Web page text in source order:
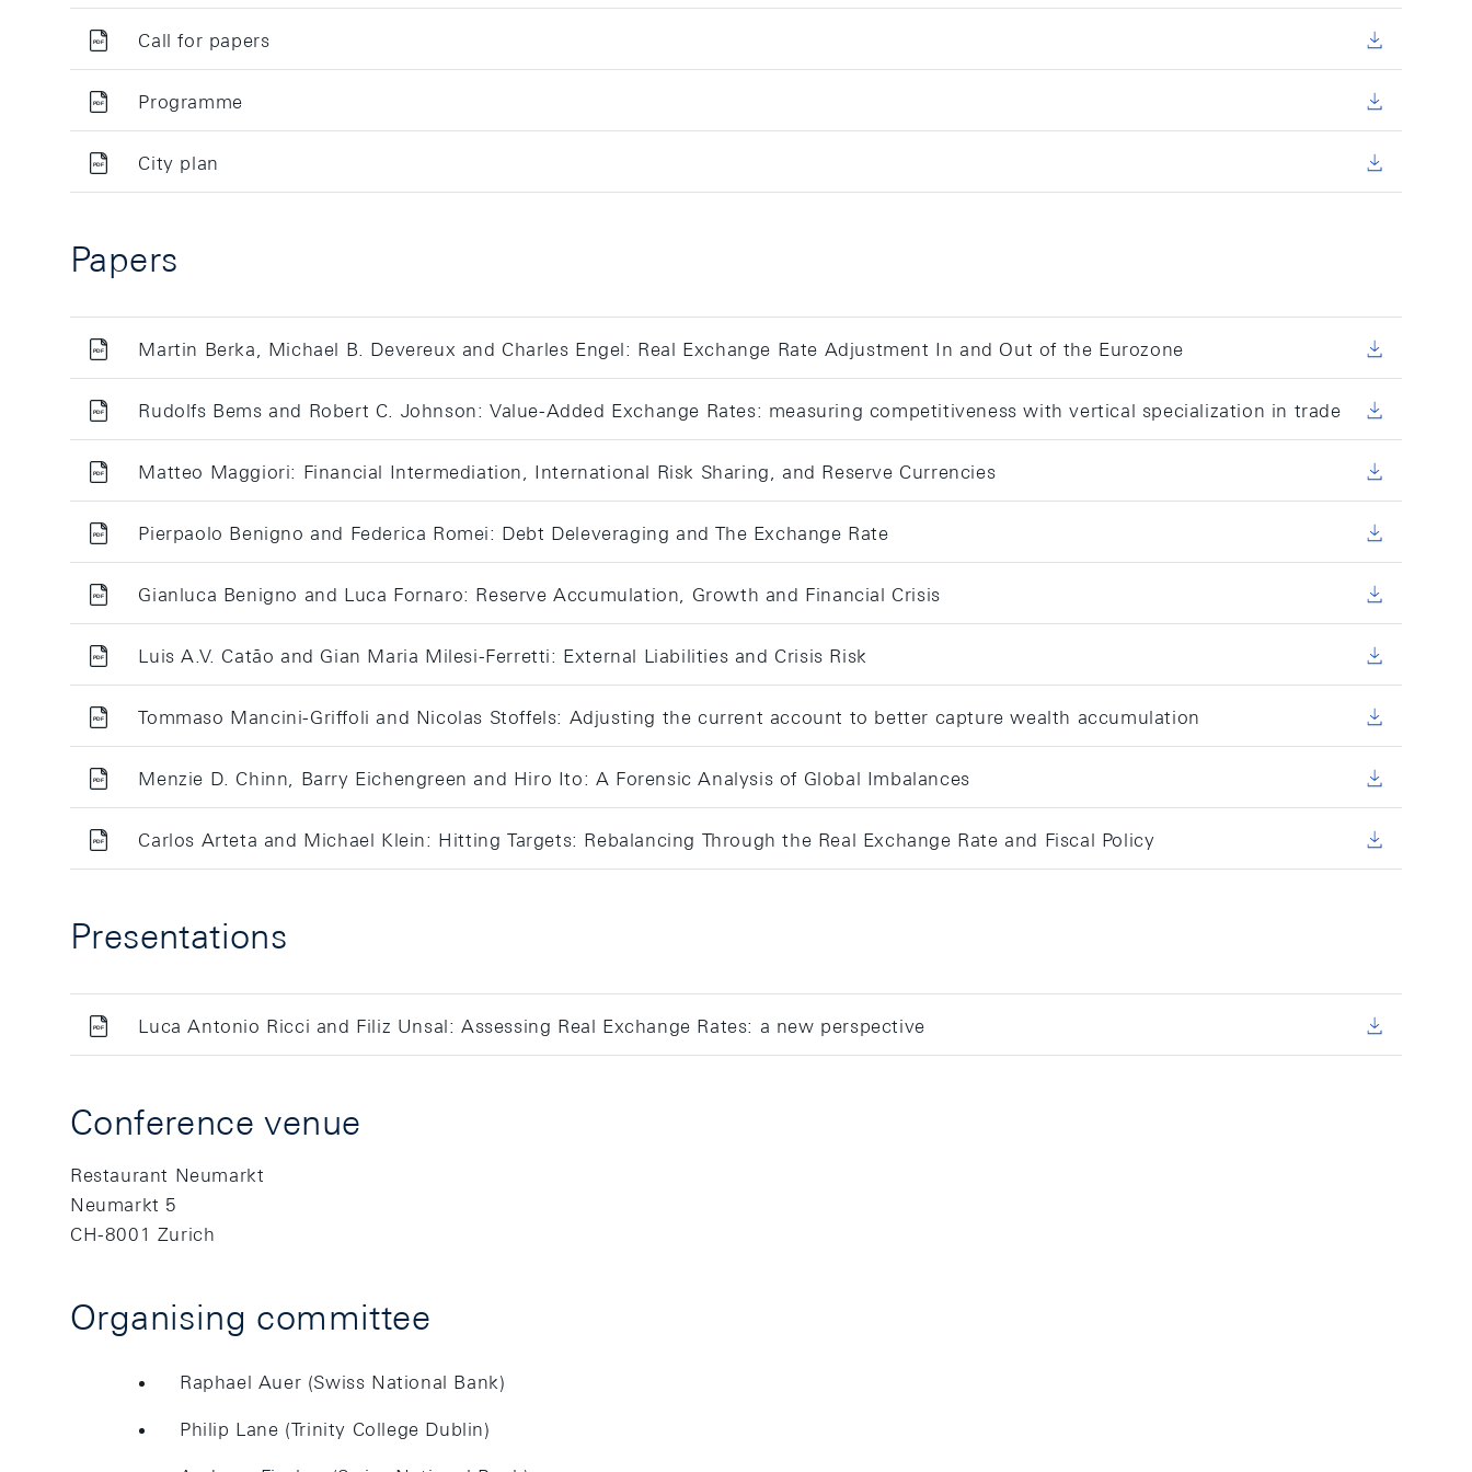
Call for papers
Programme
City plan
Papers
Martin Berka, Michael B. Devereux and Charles Engel: Real Exchange Rate Adjustment In and Out of the Eurozone
Rudolfs Bems and Robert C. Johnson: Value-Added Exchange Rates: measuring competitiveness with vertical specialization in trade
Matteo Maggiori: Financial Intermediation, International Risk Sharing, and Reserve Currencies
Pierpaolo Benigno and Federica Romei: Debt Deleveraging and The Exchange Rate
Gianluca Benigno and Luca Fornaro: Reserve Accumulation, Growth and Financial Crisis
Luis A.V. Catão and Gian Maria Milesi-Ferretti: External Liabilities and Crisis Risk
Tommaso Mancini-Griffoli and Nicolas Stoffels: Adjusting the current account to better capture wealth accumulation
Menzie D. Chinn, Barry Eichengreen and Hiro Ito: A Forensic Analysis of Global Imbalances
Carlos Arteta and Michael Klein: Hitting Targets: Rebalancing Through the Real Exchange Rate and Fiscal Policy
Presentations
Luca Antonio Ricci and Filiz Unsal: Assessing Real Exchange Rates: a new perspective
Conference venue
Restaurant Neumarkt
Neumarkt 5
CH-8001 Zurich
Organising committee
Raphael Auer (Swiss National Bank)
Philip Lane (Trinity College Dublin)